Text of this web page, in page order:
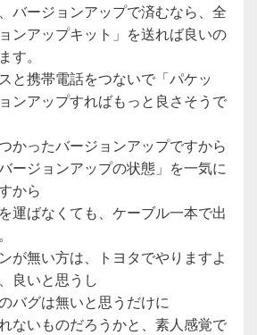
バージョンアップで済むなら、全
ンアップキット」を送れば良いの
す。
と携帯電話をつないで「パケッ
ンアップすればもっと良さそうで
かったバージョンアップですから
ージョンアップの状態」を一気に
から
運ばなくても、ケーブル一本で出
が無い方は、トヨタでやりますよ
良いと思うし
バグは無いと思うだけに
ないものだろうかと、素人感覚で